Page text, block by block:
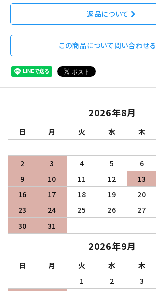
返品について
この商品について問い合わせる
2026年8月
日 月 火 水 木
2
3 4 5 6
9
10 11 12 13
16
17 18 19 20
23
24 25 26 27
30
31
2026年9月
日 月 火 水 木
1
2 3